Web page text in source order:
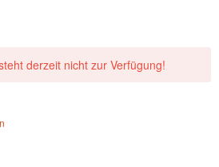
derzeit nicht zur Verfügung!